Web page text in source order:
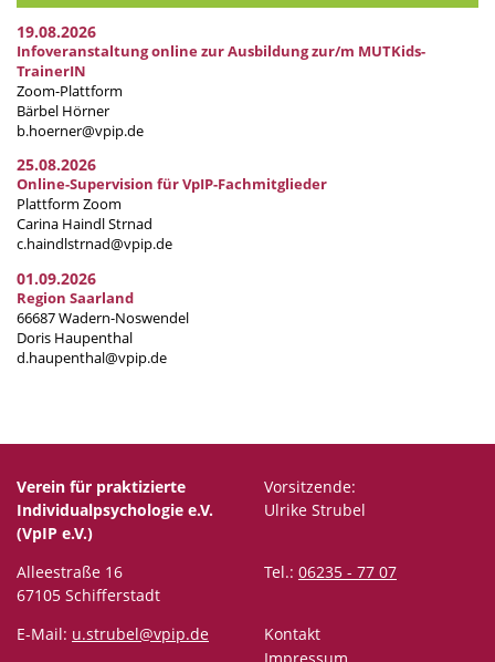
19.08.2026
Infoveranstaltung online zur Ausbildung zur/m MUTKids-
TrainerIN
Zoom-Plattform
Bärbel Hörner
b.hoerner@vpip.de
25.08.2026
Online-Supervision für VpIP-Fachmitglieder
Plattform Zoom
Carina Haindl Strnad
c.haindlstrnad@vpip.de
01.09.2026
Region Saarland
66687 Wadern-Noswendel
Doris Haupenthal
d.haupenthal@vpip.de
Verein für praktizierte
Individualpsychologie e.V.
(VpIP e.V.)
Vorsitzende:
Ulrike Strubel
Alleestraße 16
67105 Schifferstadt
Tel.: 06235 - 77 07
E-Mail: u.strubel@vpip.de
Kontakt